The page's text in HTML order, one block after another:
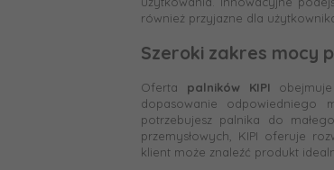
również przyjazne dla
Szeroki zakres mocy
Oferta palników KIPI
dopasowanie odpowiedniego
potrzebujesz palnika do
przemysłowych, KIPI oferuje
klient może znaleźć produkt